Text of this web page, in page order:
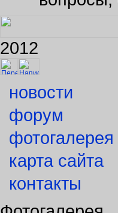
2012
форум
фотогалерея
карта сайта
контакты
Фотогалерея